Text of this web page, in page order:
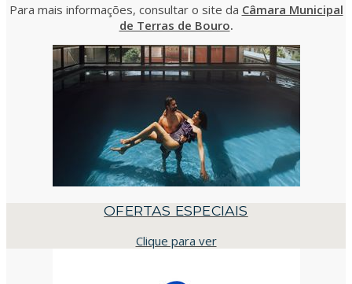
Para mais informações, consultar o site da Câmara Municipal
de Terras de Bouro.
OFERTAS ESPECIAIS
Clique para ver